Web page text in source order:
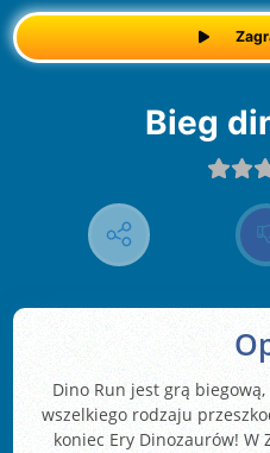
Bieg
Dino Run jest grą
wszelkiego rodzaju
koniec Ery Dinozaurów! W